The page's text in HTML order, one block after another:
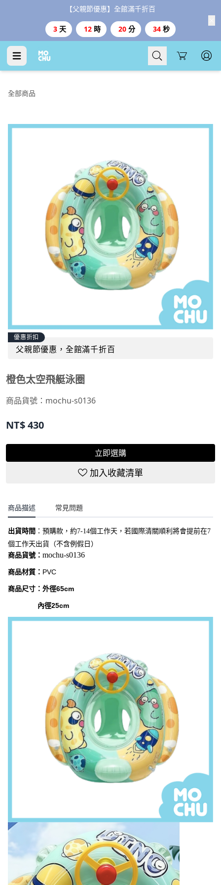
【父親節優惠】全館滿千折百
3 天 12 時 20 分 34 秒
Cart
全部商品
優惠折扣
父親節優惠，全館滿千折百
橙色太空飛艇泳圈
商品貨號：mochu-s0136
NT$430
立即選購
加入收藏清單
商品描述 常見問題
出貨時間 ： 預購款，約7-14個工作天，若國際清關順利將會提前在7
個工作天出貨（不含例假日）
商品貨號： mochu-s0136
商品材質： PVC
商品尺寸：外徑65cm
內徑25cm